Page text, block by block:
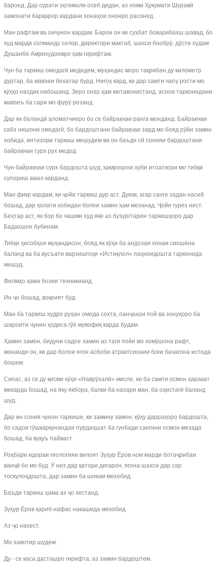
бароед. Дар сурати эҳтимоли осеб дидан, аз номи Ҳукумати Шуравӣ
замонати барқарор кардани хонаҳои ононро расонед.
Ман рафтам ва ончунон кардам. Барои он ки суҳбат боварибахш шавад, бо
худ марди солманду солор, директори мактаб, шахси бообрӯ, дӯсти худам
Душанбе Амрихудоевро ҳам гирифтам.
Чун ба таркиш омодагӣ медидем, муҳандис моро тақрибан ду километр
дуртар, ба мавзеи бехатар бурд. Нигоҳ кард, ки дар самти чапу рости мо
кӯҳҳо наздик набошанд. Зеро онҳо ҳам метавонистанд, аснои тарконидани
мавзеъ ба сари мо фурӯ резанд.
Дар як баландӣ аломатчиеро бо се байрақчаи ранга монданд. Байрақчаи
сабз нишони омодагӣ, бо бардоштани байрақчаи зард мо бояд рӯйи замин
хобида, интизори таркиш мешудем ва он баъди сӣ сонияи бардоштани
байрақчаи сурх рух медод.
Чун байрақчаи сурх бардошта шуд, ҳамроҳони хуби итоаткори мо тибқи
супориш амал карданд.
Ман фикр кардам, ки ҷойи таркиш дур аст. Дуюм, агар санге задан насиб
бошад, дар ҳолати хобидан болои замин ҳам мезанад. Ҷойи гурез нест.
Беҳтар аст, як бор бо чашми худ яке аз бузургтарин таркишҳоро дар
Бадахшон бубинам.
Тибқи ҳисобҳои муҳандисон, бояд як кӯҳи ба андозаи хонаи сиошёна
баланд ва ба вусъати варзишгоҳи «Истиқлол» паҳноидошта тарконида
мешуд.
Филмҳо ҳама бозии техникианд.
Ин ҷо бошад, воқеият буд.
Ман ба таркиш худро руҳан омода сохта, панҷаҳои пой ва зонуҳоро ба
шароити чунин ҳодиса гӯё мувофиқ карда будам.
Ҳамин замон, бидуни садое замин аз таги пойи мо хомӯшона рафт,
монанди он, ки дар болои ягон асбоби атрактсионии боғи бачагона истода
бошем.
Сипас, аз се ду қисми кӯҳи «Наврӯзалӣ» мисле, ки ба самти осмон ҳаракат
мекарда бошад, на яку якбора, балки ба назари ман, ба оҳистагӣ баланд
шуд.
Дар ин сония чунон таркише, ки замину замон, кӯҳу дарраҳоро бардошта,
бо садои гӯшкаркунандаи пурдаҳшат ба гунбади сангини осмон мезада
бошад, ба вуқуъ пайваст.
Роҳбари идораи геологияи вилоят Зуҳур Ёров ном марди ботаҷрибаи
ванҷӣ бо мо буд. Ӯ низ дар қатори дигарон, ягона шахси дар сар
тоскулоҳдошта, дар замин ба шикам мехобид.
Баъди таркиш ҳама аз ҷо хестанд.
Зуҳур Ёров қариб нафас накашида мехобид.
Аз ҷо нахест.
Мо хавотир шудем.
Ду - се каса дасташро гирифта, аз замин бардоштем.